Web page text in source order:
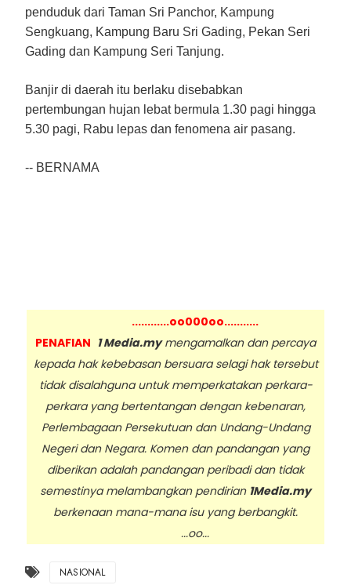
penduduk dari Taman Sri Panchor, Kampung
Sengkuang, Kampung Baru Sri Gading, Pekan Seri
Gading dan Kampung Seri Tanjung.
Banjir di daerah itu berlaku disebabkan
pertembungan hujan lebat bermula 1.30 pagi hingga
5.30 pagi, Rabu lepas dan fenomena air pasang.
-- BERNAMA
............oo000oo...........
PENAFIAN 1 Media.mymengamalkan dan percaya
kepada hak kebebasan bersuara selagi hak tersebut
tidak disalahguna untuk memperkatakan perkara-
perkara yang bertentangan dengan kebenaran,
Perlembagaan Persekutuan dan Undang-Undang
Negeri dan Negara. Komen dan pandangan yang
diberikan adalah pandangan peribadi dan tidak
semestinya melambangkan pendirian 1Media.my
berkenaan mana-mana isu yang berbangkit.
...oo...
NASIONAL